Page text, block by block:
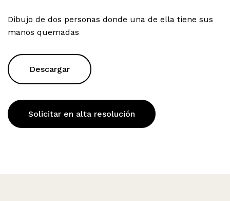
Dibujo de dos personas donde una de ella tiene sus
manos quemadas
Descargar
Solicitar en alta resolución